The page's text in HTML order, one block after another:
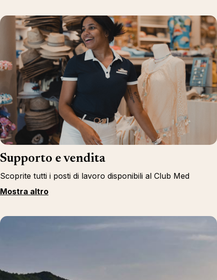
Supporto e vendita
Scoprite tutti i posti di lavoro disponibili al Club Med
Mostra altro